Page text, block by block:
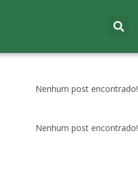
Nenhum post encontrado!
Nenhum post encontrado!